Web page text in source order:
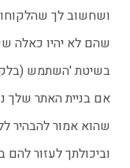
ושחשוב לך
שהם לא יהיו כאלה
בשיטת 'השתמש
אם בניית האתר שלך
שהוא אמור להבהיר
וביכולתך לעזור